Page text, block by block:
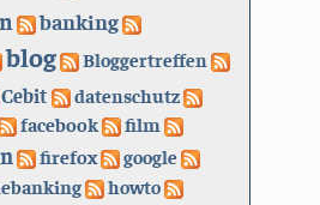
banking
blog Bloggertreffen
Cebit datenschutz
facebook film
firefox
google
howto